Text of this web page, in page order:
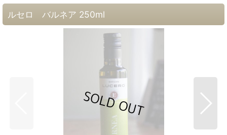
ルセロ バルネア 250ml